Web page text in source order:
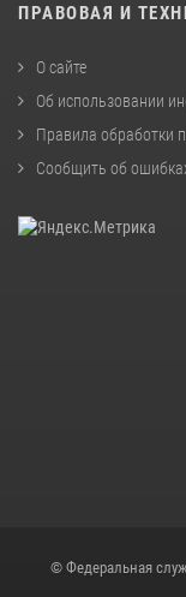
ПРАВОВАЯ И
О сайте
Об использовании
Правила обработки
Сообщить об
© Федеральная